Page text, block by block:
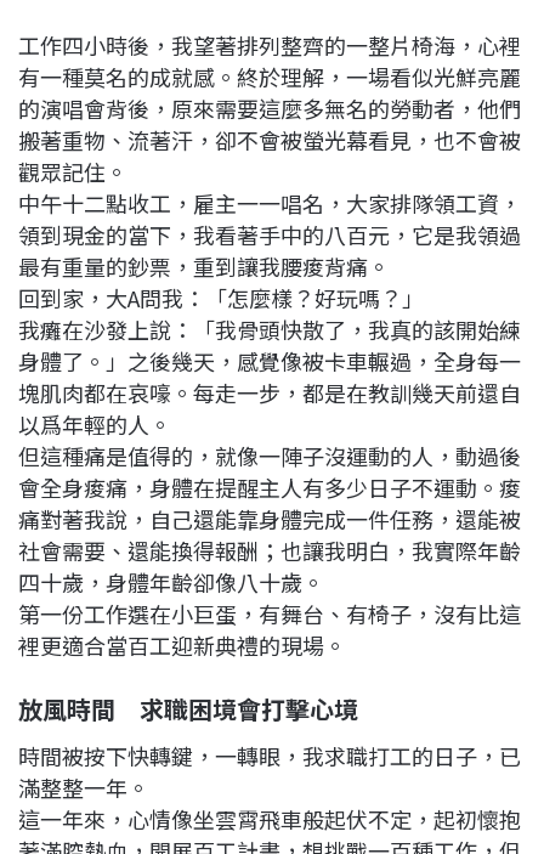
工作四小時後，我望著排列整齊的一整片椅海，心裡
有一種莫名的成就感。終於理解，一場看似光鮮亮麗
的演唱會背後，原來需要這麼多無名的勞動者，他們
搬著重物、流著汗，卻不會被螢光幕看見，也不會被
觀眾記住。
中午十二點收工，雇主一一唱名，大家排隊領工資，
領到現金的當下，我看著手中的八百元，它是我領過
最有重量的鈔票，重到讓我腰痠背痛。
回到家，大A問我：「怎麼樣？好玩嗎？」
我癱在沙發上說：「我骨頭快散了，我真的該開始練
身體了。」之後幾天，感覺像被卡車輾過，全身每一
塊肌肉都在哀嚎。每走一步，都是在教訓幾天前還自
以爲年輕的人。
但這種痛是值得的，就像一陣子沒運動的人，動過後
會全身痠痛，身體在提醒主人有多少日子不運動。痠
痛對著我說，自己還能靠身體完成一件任務，還能被
社會需要、還能換得報酬；也讓我明白，我實際年齡
四十歲，身體年齡卻像八十歲。
第一份工作選在小巨蛋，有舞台、有椅子，沒有比這
裡更適合當百工迎新典禮的現場。
放風時間 求職困境會打擊心境
時間被按下快轉鍵，一轉眼，我求職打工的日子，已
滿整整一年。
這一年來，心情像坐雲霄飛車般起伏不定，起初懷抱